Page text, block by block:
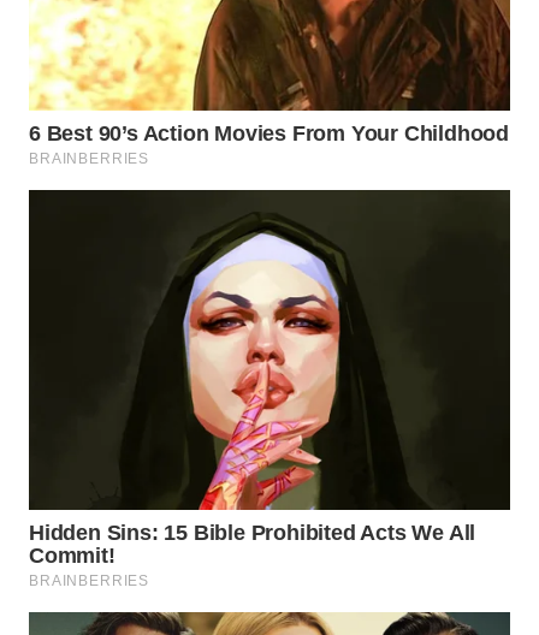
LANGKAT
WN
TAPANULI
SELATAN
WN
LABUHANBATU
WN
TENGAH